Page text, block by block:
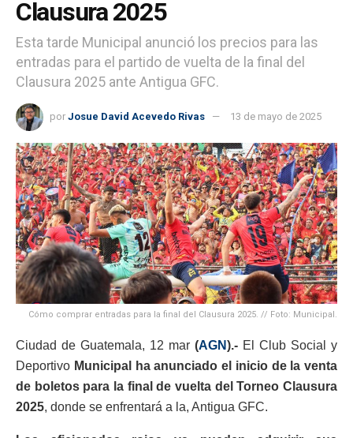
Clausura 2025
Esta tarde Municipal anunció los precios para las
entradas para el partido de vuelta de la final del
Clausura 2025 ante Antigua GFC.
por Josue David Acevedo Rivas 13 de mayo de 2025
Cómo comprar entradas para la final del Clausura 2025. // Foto: Municipal.
Ciudad de Guatemala, 12 mar (AGN).- El Club Social y
Deportivo Municipal ha anunciado el inicio de la venta
de boletos para la final de vuelta del Torneo Clausura
2025, donde se enfrentará a la, Antigua GFC.